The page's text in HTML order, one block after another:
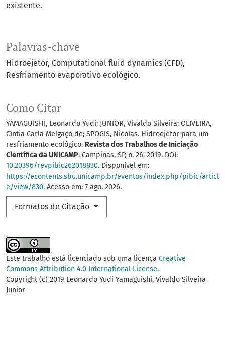
Palavras-chave
Hidroejetor Computational fluid dynamics (CFD)
Resfriamento evaporativo ecológico.
Como Citar
YAMAGUISHI, Leonardo Yudi; JUNIOR, Vivaldo Silveira; OLIVEIRA,
Cíntia Carla Melgaço de; SPOGIS, Nicolas. Hidroejetor para um
resfriamento ecológico. Revista dos Trabalhos de Iniciação
Científica da UNICAMP, Campinas, SP, n. 26, 2019. DOI:
10.20396/revpibic262018830. Disponível em:
https://econtents.sbu.unicamp.br/eventos/index.php/pibic/articl
e/view/830. Acesso em: 7 ago. 2026.
Formatos de Citação
existente.
Este trabalho está licenciado sob uma licença Creative
Commons Attribution 4.0 International License.
Copyright (c) 2019 Leonardo Yudi Yamaguishi, Vivaldo Silveira
Junior